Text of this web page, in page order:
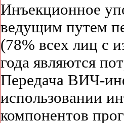
Инъекционное
ведущим путем
(78% всех лиц с
года являются
Передача ВИЧ-
использовании
компонентов